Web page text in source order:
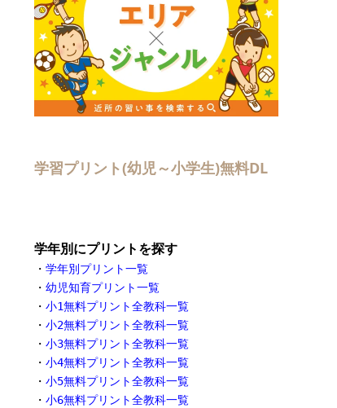
学習プリント(幼児～小学生)無料DL
学年別にプリントを探す
・ 学年別プリント一覧
・ 幼児知育プリント一覧
・ 小1無料プリント全教科一覧
・ 小2無料プリント全教科一覧
・ 小3無料プリント全教科一覧
・ 小4無料プリント全教科一覧
・ 小5無料プリント全教科一覧
・ 小6無料プリント全教科一覧